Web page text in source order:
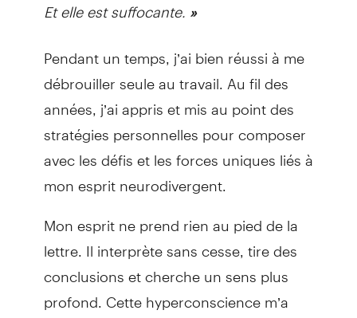
»
Pendant un temps, j’ai bien réussi à me
débrouiller seule au travail. Au fil des
années, j’ai appris et mis au point des
stratégies personnelles pour composer
avec les défis et les forces uniques liés à
mon esprit neurodivergent.
Mon esprit ne prend rien au pied de la
lettre. Il interprète sans cesse, tire des
conclusions et cherche un sens plus
profond. Cette hyperconscience m’a